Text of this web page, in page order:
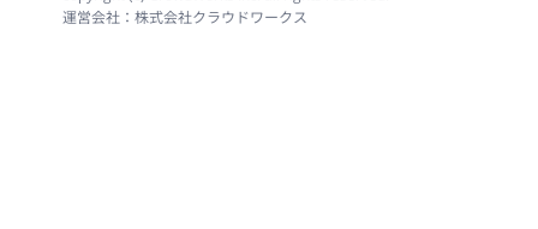
運営会社：株式会社クラウドワークス